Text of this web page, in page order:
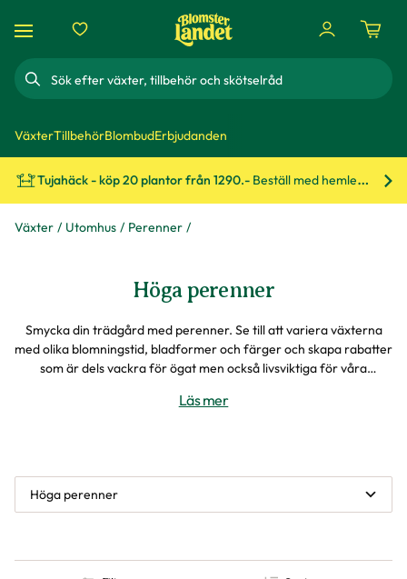
Sök
VäxterTillbehörBlombudErbjudanden
Tujahäck - köp 20 plantor från 1290.- Beställ med hemleverans!
Växter Utomhus Perenner
Höga perenner
Smycka din trädgård med perenner. Se till att variera växterna
med olika blomningstid, bladformer och färger och skapa rabatter
som är dels vackra för ögat men också livsviktiga för våra
Läs mer
Höga perenner